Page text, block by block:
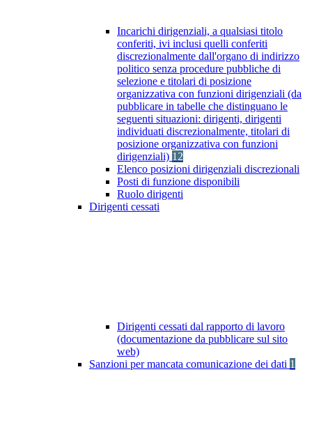
Incarichi dirigenziali, a qualsiasi titolo
conferiti, ivi inclusi quelli conferiti
discrezionalmente dall'organo di indirizzo
politico senza procedure pubbliche di
selezione e titolari di posizione
organizzativa con funzioni dirigenziali (da
pubblicare in tabelle che distinguano le
seguenti situazioni: dirigenti, dirigenti
individuati discrezionalmente, titolari di
posizione organizzativa con funzioni
dirigenziali) 12
Elenco posizioni dirigenziali discrezionali
Posti di funzione disponibili
Ruolo dirigenti
Dirigenti cessati
Dirigenti cessati dal rapporto di lavoro
(documentazione da pubblicare sul sito
web)
Sanzioni per mancata comunicazione dei dati 1